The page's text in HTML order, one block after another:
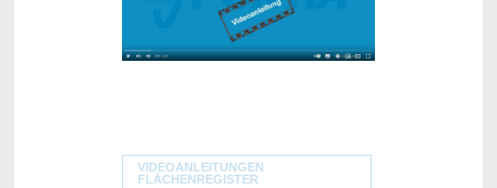
VIDEOANLEITUNGEN
FLÄCHENREGISTER